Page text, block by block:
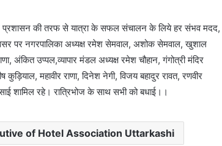
ने प्रशासन की तरफ से यात्रा के सफल संचालन के लिये हर संभव मदद,
पर नगरपालिका अध्यक्ष रमेश सेमवाल, अशोक सेमवाल, खुशाल
अंकित उप्पल,व्यापार मंडल अध्यक्ष रमेश चौहान, गंगोत्री मंदिर
महावीर राणा, दिनेश नेगी, विजय बहादुर रावत, रणवीर
शामिल रहे। रात्रिभोज के साथ सभी को बधाई।।
of Hotel Association Uttarkashi